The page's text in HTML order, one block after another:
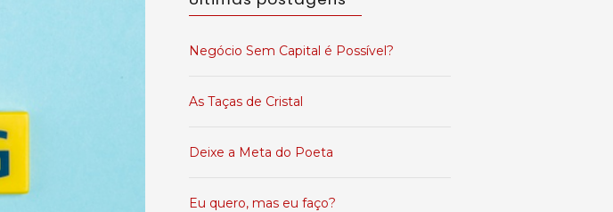
Negócio Sem Capital é Possível?
As Taças de Cristal
Deixe a Meta do Poeta
Eu quero, mas eu faço?